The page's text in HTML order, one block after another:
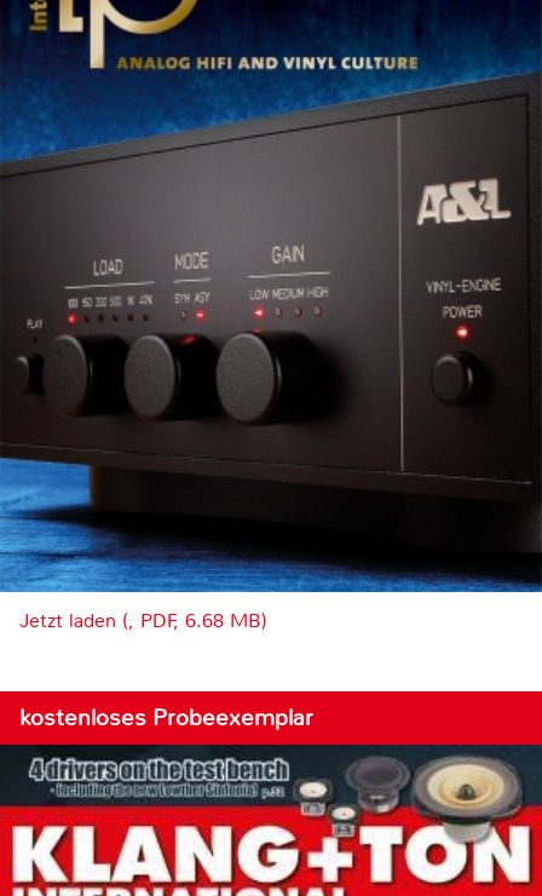
Jetzt laden (, PDF, 6.68 MB)
kostenloses Probeexemplar